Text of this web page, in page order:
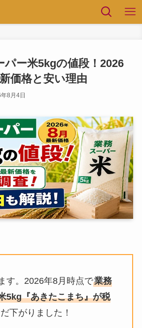
パー米5kgの値段！2026
価格と安い理由
8月4日
す。2026年8月時点で業務
5kg『あきたこまち』が税
下がりました！